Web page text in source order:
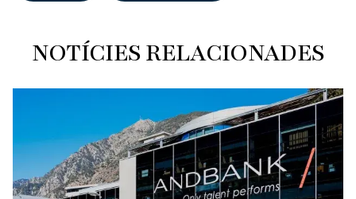
NOTÍCIES RELACIONADES